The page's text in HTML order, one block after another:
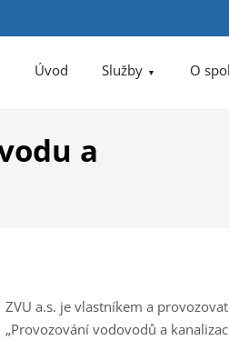
Úvod Služby O
a
ZVU a.s. je vlastníkem a
„Provozování vodovodů a